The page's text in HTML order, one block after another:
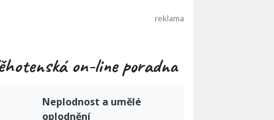
on-line poradna
Neplodnost a umělé
oplodnění